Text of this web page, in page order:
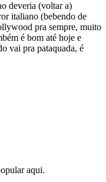
deveria (voltar a)
italiano (bebendo de
pra sempre, muito
é bom até hoje e
vai pra pataquada, é
aqui.